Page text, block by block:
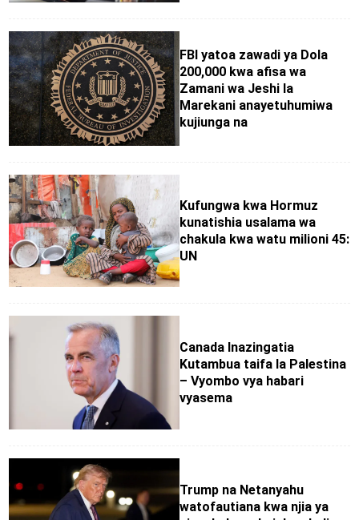
FBI yatoa zawadi ya Dola
200,000 kwa afisa wa
Zamani wa Jeshi la
Marekani anayetuhumiwa
kujiunga na
Kufungwa kwa Hormuz
kunatishia usalama wa
chakula kwa watu milioni 45:
UN
Canada Inazingatia
Kutambua taifa la Palestina
– Vyombo vya habari
vyasema
Trump na Netanyahu
watofautiana kwa njia ya